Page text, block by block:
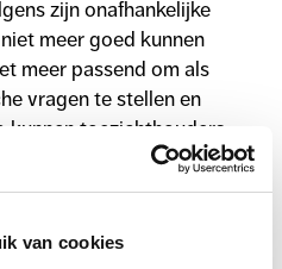
van cookies
zijn onafhankelijke
meer goed kunnen
meer passend om als
vragen te stellen en
kunnen toezichthouders
relevante perspectieven en
zijn gepasseerd voordat de